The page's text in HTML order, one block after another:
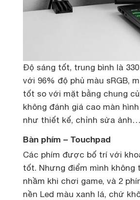
Độ sáng tốt, trung bình là
với 96% độ phủ màu sRGB,
tốt so với mặt bằng chung
không đánh giá cao màn
như thiết kế, chỉnh sửa ảnh…
Bàn phím – Touchpad
Các phím được bố trí với
tốt. Nhưng điểm mình không
nhầm khi chơi game, và 2
nền Led màu xanh lá, chứ